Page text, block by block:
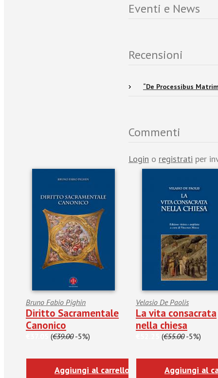
Eventi e News
Recensioni
“De Processibus
Commenti
Login o registrati per
Bruno Fabio Pighin
Diritto Sacramentale
Canonico
(€39.00-5%)
Aggiungi al carrello
Velasio De Paolis
La vita consacrata
nella chiesa
(€55.00-5%)
Aggiungi al